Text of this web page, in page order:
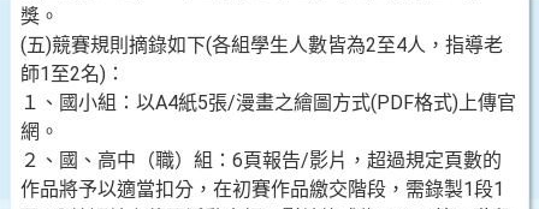
獎。
(五)競賽規則摘錄如下(各組學生人數皆為2至4人，指導老
師1至2名)：
１、國小組：以A4紙5張/漫畫之繪圖方式(PDF格式)上傳官
網。
２、國、高中（職）組：6頁報告/影片，超過規定頁數的
作品將予以適當扣分，在初賽作品繳交階段，需錄製1段1